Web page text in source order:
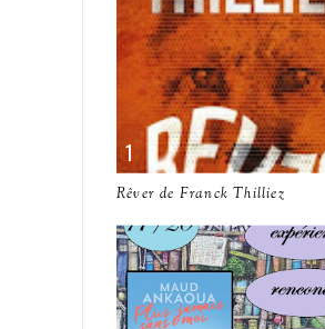
Rêver de Franck Thilliez